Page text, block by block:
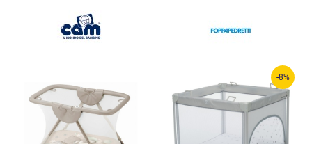
11,5 kg
-8%